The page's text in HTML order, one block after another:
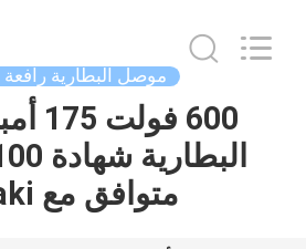
AUTOPARTS
CO.,LIMITED.
موصل البطارية
600
متوافق مع Yazaki